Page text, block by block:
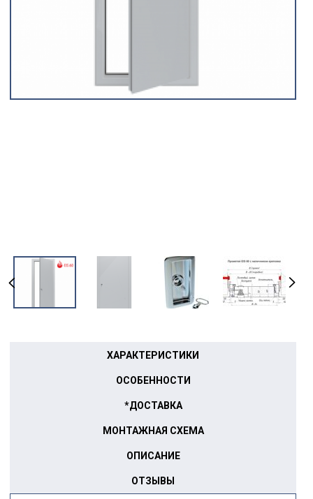
ХАРАКТЕРИСТИКИ
ОСОБЕННОСТИ
*ДОСТАВКА
МОНТАЖНАЯ СХЕМА
ОПИСАНИЕ
ОТЗЫВЫ